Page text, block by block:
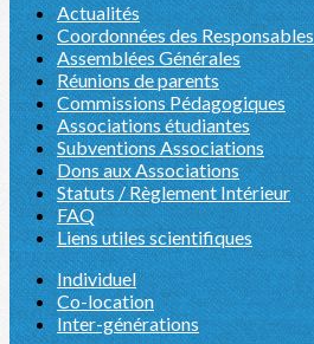
Actualités
Coordonnées des Responsables
Assemblées Générales
Réunions de parents
Commissions Pédagogiques
Associations étudiantes
Subventions Associations
Dons aux Associations
Statuts / Règlement Intérieur
FAQ
Liens utiles scientifiques
Individuel
Co-location
Inter-générations